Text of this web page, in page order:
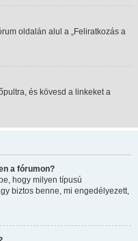
oldalán alul a „Feliratkozás a
és kövesd a linkeket a
a fórumon?
hogy milyen típusú
biztos benne, mi engedélyezett,